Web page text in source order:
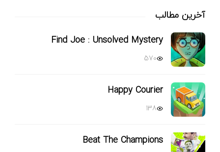
آخرین مطالب
Find Joe : Unsolved Mystery
570
Happy Courier
138
Beat The Champions